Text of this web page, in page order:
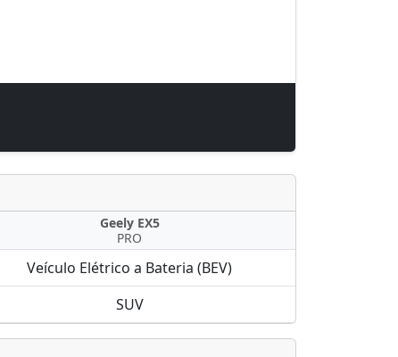
Geely EX5
PRO
Veículo Elétrico a Bateria (BEV)
SUV